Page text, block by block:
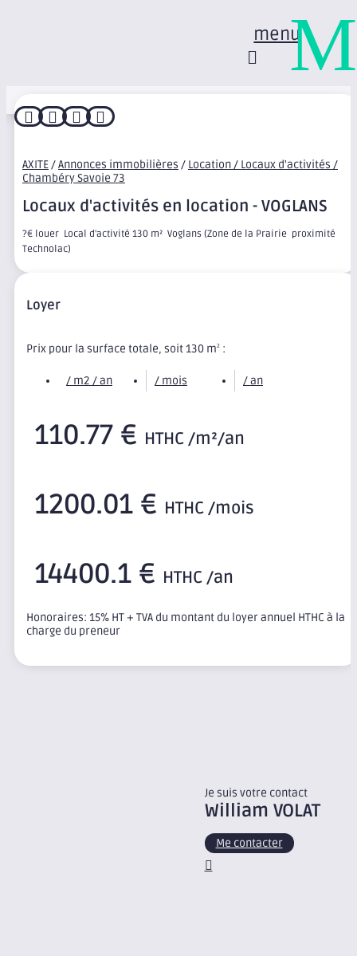
menu
   
AXITE/Annonces immobilières / Location / Locaux d'activités /
Chambéry Savoie 73
Locaux d'activités en location - VOGLANS
?€ louer  Local d'activité 130 m²  Voglans (Zone de la Prairie  proximité
Technolac)
Loyer
Prix pour la surface totale, soit 130 m2 :
/ m2 / an / mois / an
110.77 € HTHC /m²/an
1200.01 € HTHC /mois
14400.1 € HTHC /an
Honoraires: 15% HT + TVA du montant du loyer annuel HTHC à la
charge du preneur
Je suis votre contact
William VOLAT
Me contacter
M